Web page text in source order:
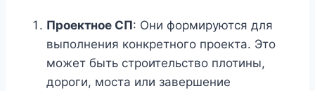
Проектное СП: Они формируются для
выполнения конкретного проекта. Это
может быть строительство плотины,
дороги, моста или завершение